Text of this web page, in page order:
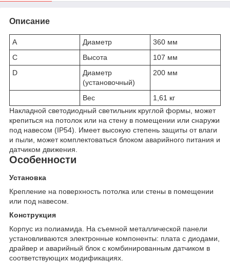
Описание
A Диаметр
360 мм
C
Высота
107 мм
D
Диаметр
(установочный)
200 мм
Вес
1,61 кг
Накладной светодиодный светильник круглой формы, может
крепиться на потолок или на стену в помещении или снаружи
под навесом (IP54). Имеет высокую степень защиты от влаги
и пыли, может комплектоваться блоком аварийного питания и
датчиком движения.
Особенности
Установка
Крепление на поверхность потолка или стены в помещении
или под навесом.
Конструкция
Корпус из полиамида. На съемной металлической панели
установливаются электронные компоненты: плата с диодами,
драйвер и аварийный блок с комбинированным датчиком в
соответствующих модификациях.